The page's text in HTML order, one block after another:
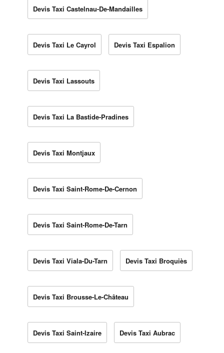
Devis Taxi Castelnau-De-Mandailles
Devis Taxi Le Cayrol Devis Taxi Espalion
Devis Taxi Lassouts
Devis Taxi La Bastide-Pradines
Devis Taxi Montjaux
Devis Taxi Saint-Rome-De-Cernon
Devis Taxi Saint-Rome-De-Tarn
Devis Taxi Viala-Du-Tarn Devis Taxi Broquiès
Devis Taxi Brousse-Le-Château
Devis Taxi Saint-Izaire Devis Taxi Aubrac